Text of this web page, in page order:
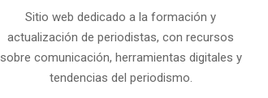
Sitio web dedicado a la formación y
actualización de periodistas, con recursos
sobre comunicación, herramientas digitales y
tendencias del periodismo.